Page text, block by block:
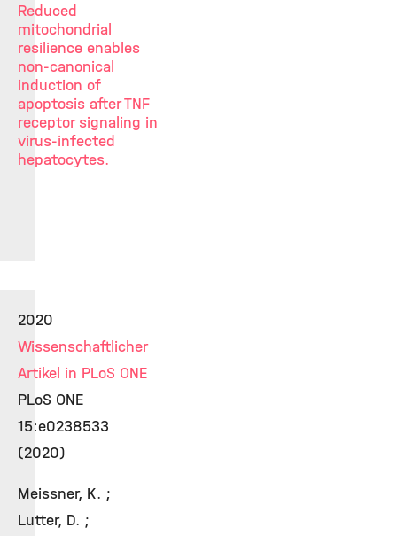
Reduced
mitochondrial
resilience enables
non-canonical
induction of
apoptosis after TNF
receptor signaling in
virus-infected
hepatocytes.
2020
Wissenschaftlicher
Artikel in PLoS ONE
PLoS ONE
15:e0238533
(2020)
Meissner, K. ;
Lutter, D. ;